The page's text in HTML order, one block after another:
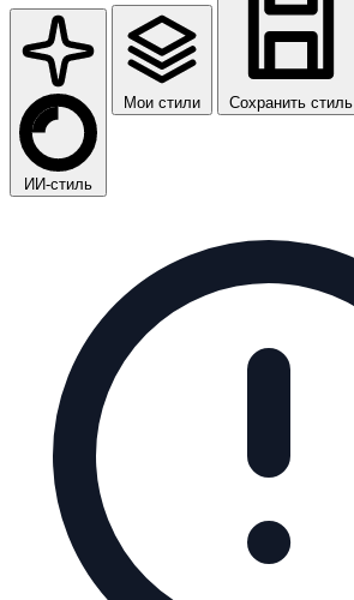
ИИ-стиль
Мои стили Сохранить стиль